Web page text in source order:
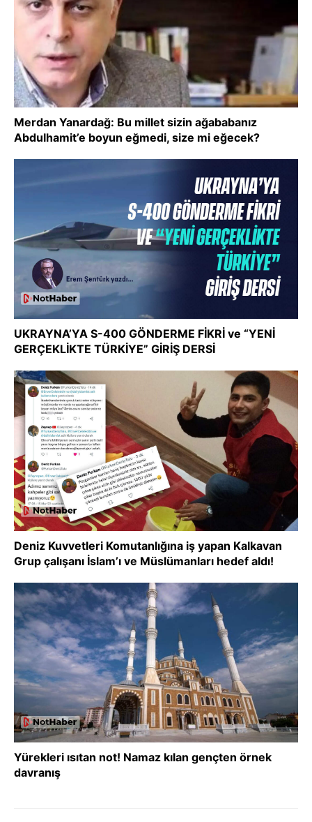
Merdan Yanardağ: Bu millet sizin ağababanız
Abdulhamit’e boyun eğmedi, size mi eğecek?
UKRAYNA’YA S-400 GÖNDERME FİKRİ ve “YENİ
GERÇEKLİKTE TÜRKİYE” GİRİŞ DERSİ
Deniz Kuvvetleri Komutanlığına iş yapan Kalkavan
Grup çalışanı İslam’ı ve Müslümanları hedef aldı!
Yürekleri ısıtan not! Namaz kılan gençten örnek
davranış